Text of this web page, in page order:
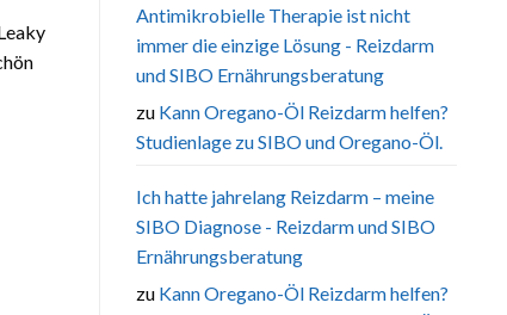
Antimikrobielle Therapie ist nicht
immer die einzige Lösung - Reizdarm
und SIBO Ernährungsberatung
zu Kann Oregano-Öl Reizdarm helfen?
Studienlage zu SIBO und Oregano-Öl.
Ich hatte jahrelang Reizdarm – meine
SIBO Diagnose - Reizdarm und SIBO
Ernährungsberatung
zu Kann Oregano-Öl Reizdarm helfen?